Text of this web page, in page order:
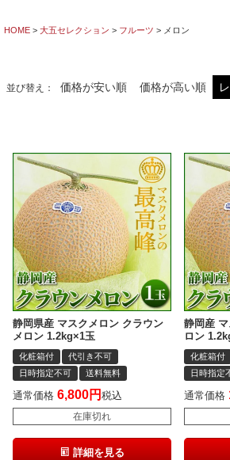
HOME 大五セレクション フルーツ メロン
並び替え 価格が安い順 価格が高い順
静岡県産 マスクメロン クラウン
メロン 1.2kg×1玉
化粧箱付
代引き不可
日時指定不可
送料無料
通常価格 6,800 税込
在庫切れ
詳細を見る
静岡産
ロン
化粧箱付
日時指定
通常価格